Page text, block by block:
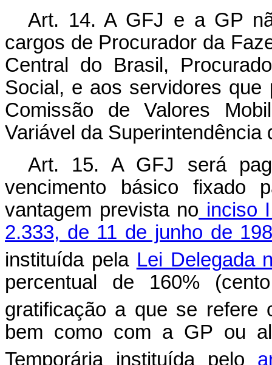
Art. 14. A GFJ e a GP
cargos de Procurador da
Central do Brasil,
Social, e aos servidores que
Comissão de Valores
Variável da
Art. 15. A GFJ será
vencimento básico
vantagem prevista no inciso
2.333, de 11 de junho de
instituída pela Lei Delegada
percentual de 160%
gratificação a que se
bem como com a GP ou
Temporária instituída pelo